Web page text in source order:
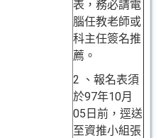
表，務必請電
腦任教老師或
科主任簽名推
薦。
2 、報名表須
於97年10月
05 日前，逕送
至資推小組張